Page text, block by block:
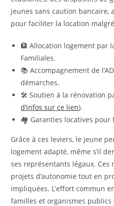
jeunes sans caution bancaire,
pour faciliter la location
🏦 Allocation logement par
Familiales.
📚 Accompagnement de
démarches.
🛠️ Soutien à la rénovation
d’infos sur ce lien).
🏘️ Garanties locatives pour
Grâce à ces leviers, le jeune
logement adapté, même s’il
ses représentants légaux. Ces
projets d’autonomie tout en
impliquées. L’effort commun
familles et organismes